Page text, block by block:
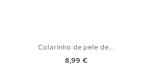
Colarinho de pele de...
Preço
8,99 €